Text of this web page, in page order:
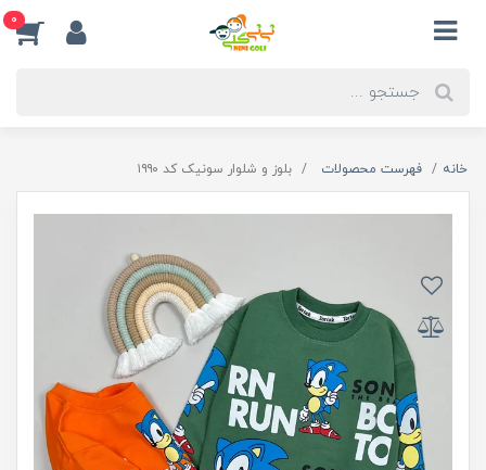
0
خانه فهرست محصولات بلوز و شلوار سونیک کد ۱۹۹۰